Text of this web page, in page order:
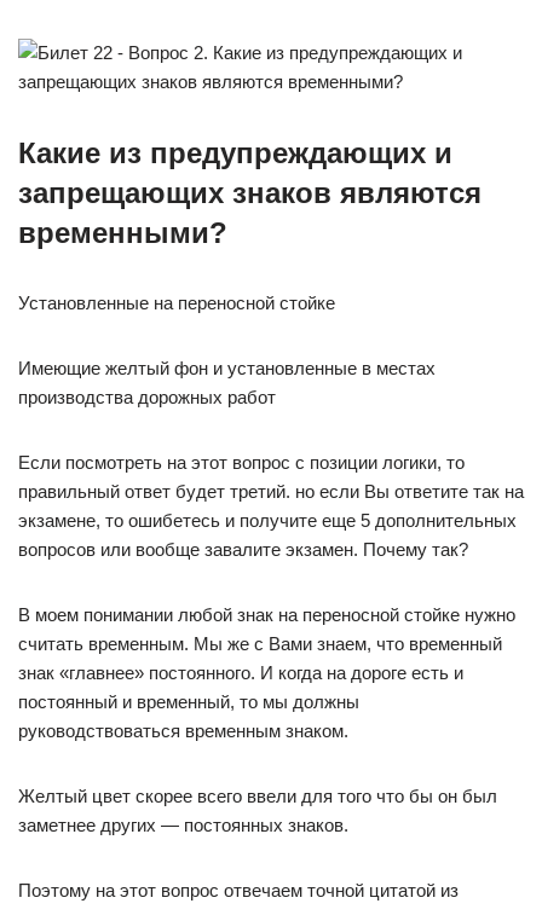
Какие из предупреждающих и
запрещающих знаков являются
временными?
Установленные на переносной стойке
Имеющие желтый фон и установленные в местах
производства дорожных работ
Если посмотреть на этот вопрос с позиции логики, то
правильный ответ будет третий. но если Вы ответите так на
экзамене, то ошибетесь и получите еще 5 дополнительных
вопросов или вообще завалите экзамен. Почему так?
В моем понимании любой знак на переносной стойке нужно
считать временным. Мы же с Вами знаем, что временный
знак «главнее» постоянного. И когда на дороге есть и
постоянный и временный, то мы должны
руководствоваться временным знаком.
Желтый цвет скорее всего ввели для того что бы он был
заметнее других — постоянных знаков.
Поэтому на этот вопрос отвечаем точной цитатой из